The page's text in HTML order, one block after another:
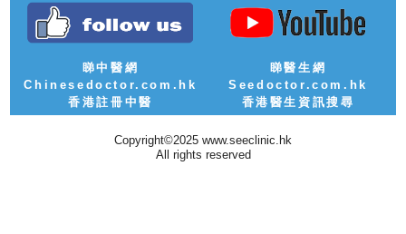
睇中醫網
Chinesedoctor.com.hk
香港註冊中醫
睇醫生網
Seedoctor.com.hk
香港醫生資訊搜尋
Copyright©2025 www.seeclinic.hk
All rights reserved